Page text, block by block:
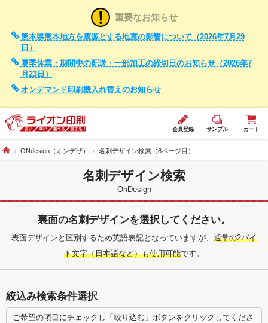
重要なお知らせ
熊本県熊本地方を震源とする地震の影響について（2026年7月29
日）
夏季休業・期間中の配送・一部加工の締切日のお知らせ（2026年7
月23日）
オンデマンド印刷機入れ替えのお知らせ
会員登録 サンプル カート
ONdesign（オンデザ） 名刺デザイン検索（8ページ目）
名刺デザイン検索
OnDesign
裏面の名刺デザインを選択してください。
表面デザインと区別するため英語表記となっていますが、 通常の2バイ
ト文字（日本語など）も使用可能です。
絞込み検索条件選択
ご希望の項目にチェックし「絞り込む」ボタンをクリックしてくださ